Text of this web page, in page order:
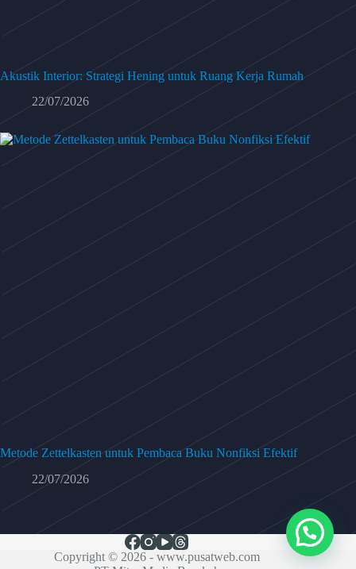
Akustik Interior: Strategi Hening untuk Ruang Kerja Rumah
22/07/2026
Metode Zettelkasten untuk Pembaca Buku Nonfiksi Efektif
22/07/2026
Copyright © 2026 - www.pusatweb.com